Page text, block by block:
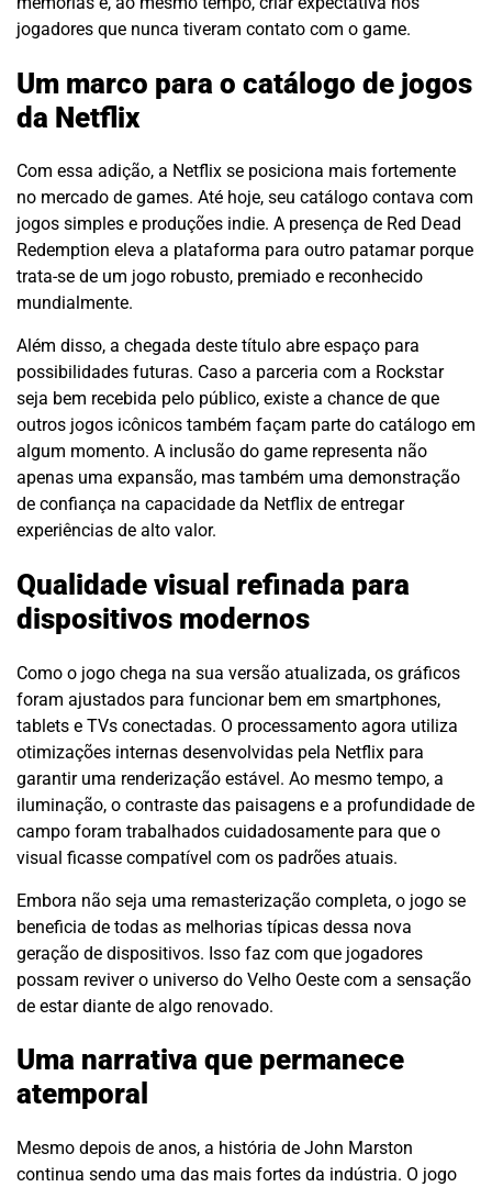
jogadores que nunca tiveram contato com o game.
Um marco para o catálogo de jogos
da Netflix
Com essa adição, a Netflix se posiciona mais fortemente
no mercado de games. Até hoje, seu catálogo contava com
jogos simples e produções indie. A presença de Red Dead
Redemption eleva a plataforma para outro patamar porque
trata-se de um jogo robusto, premiado e reconhecido
mundialmente.
Além disso, a chegada deste título abre espaço para
possibilidades futuras. Caso a parceria com a Rockstar
seja bem recebida pelo público, existe a chance de que
outros jogos icônicos também façam parte do catálogo em
algum momento. A inclusão do game representa não
apenas uma expansão, mas também uma demonstração
de confiança na capacidade da Netflix de entregar
experiências de alto valor.
Qualidade visual refinada para
dispositivos modernos
Como o jogo chega na sua versão atualizada, os gráficos
foram ajustados para funcionar bem em smartphones,
tablets e TVs conectadas. O processamento agora utiliza
otimizações internas desenvolvidas pela Netflix para
garantir uma renderização estável. Ao mesmo tempo, a
iluminação, o contraste das paisagens e a profundidade de
campo foram trabalhados cuidadosamente para que o
visual ficasse compatível com os padrões atuais.
Embora não seja uma remasterização completa, o jogo se
beneficia de todas as melhorias típicas dessa nova
geração de dispositivos. Isso faz com que jogadores
possam reviver o universo do Velho Oeste com a sensação
de estar diante de algo renovado.
Uma narrativa que permanece
atemporal
Mesmo depois de anos, a história de John Marston
continua sendo uma das mais fortes da indústria. O jogo